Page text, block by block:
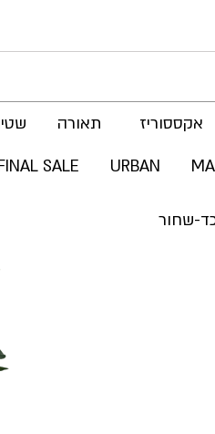
אקססוריז תאורה
URBAN
SALE